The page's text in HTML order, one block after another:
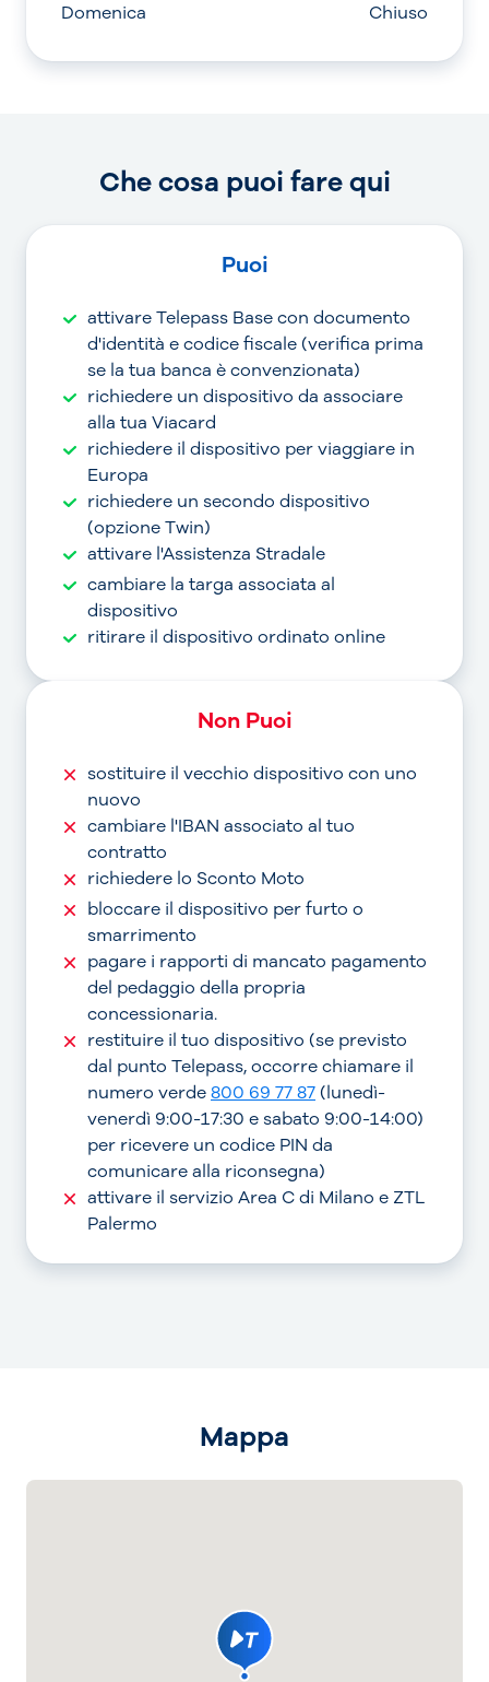
Domenica
Chiuso
Che cosa puoi fare qui
Puoi
attivare Telepass Base con documento
d'identità e codice fiscale (verifica prima
se la tua banca è convenzionata)
richiedere un dispositivo da associare
alla tua Viacard
richiedere il dispositivo per viaggiare in
Europa
richiedere un secondo dispositivo
(opzione Twin)
attivare l'Assistenza Stradale
cambiare la targa associata al
dispositivo
ritirare il dispositivo ordinato online
Non Puoi
sostituire il vecchio dispositivo con uno
nuovo
cambiare l'IBAN associato al tuo
contratto
richiedere lo Sconto Moto
bloccare il dispositivo per furto o
smarrimento
pagare i rapporti di mancato pagamento
del pedaggio della propria
concessionaria.
restituire il tuo dispositivo (se previsto
dal punto Telepass, occorre chiamare il
numero verde800 69 77 87(lunedì-
venerdì 9:00-17:30 e sabato 9:00-14:00)
per ricevere un codice PIN da
comunicare alla riconsegna)
attivare il servizio Area C di Milano e ZTL
Palermo
Mappa